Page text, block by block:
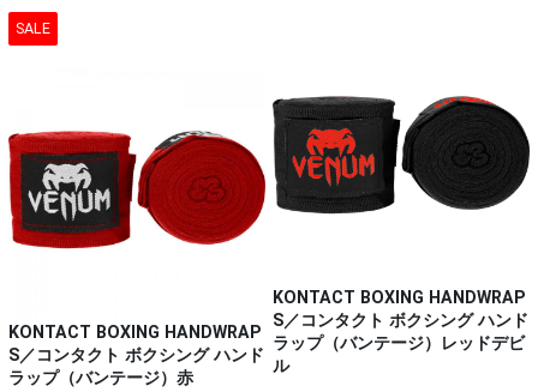
SALE
KONTACT BOXING HANDWRAP
S／コンタクト ボクシング ハンド
ラップ（バンテージ）赤
KONTACT BOXING HANDWRAP
S／コンタクト ボクシング ハンド
ラップ（バンテージ）レッドデビ
ル